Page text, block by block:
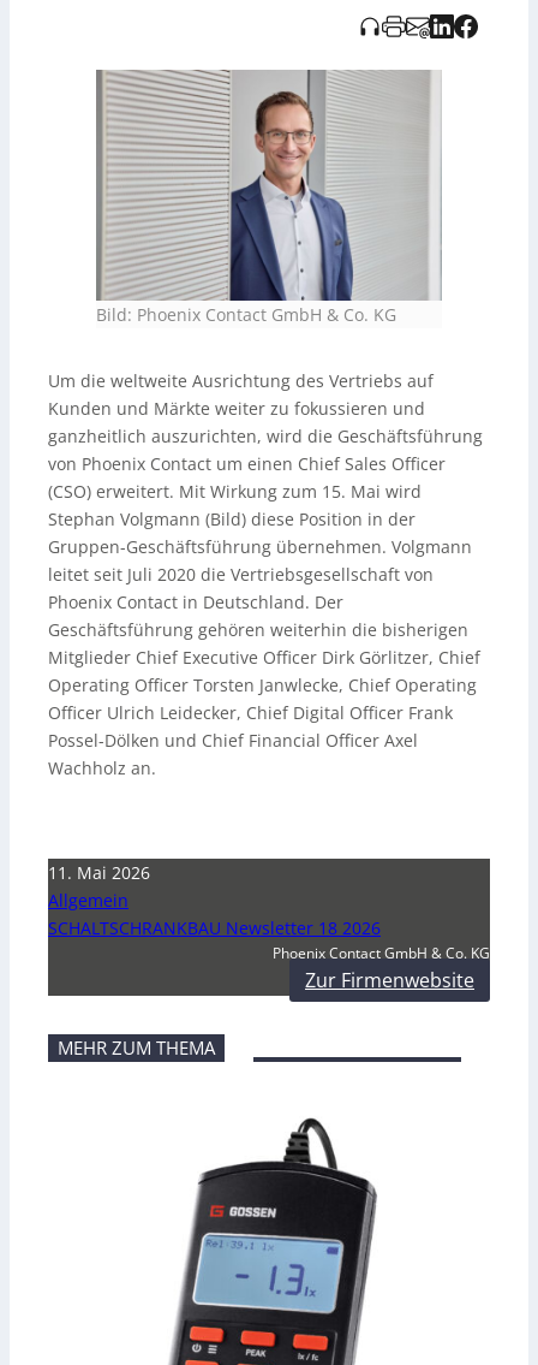
generiert und vom Tedo Verlag bereitgestellt wurde.
Bild: Phoenix Contact GmbH & Co. KG
Um die weltweite Ausrichtung des Vertriebs auf
Kunden und Märkte weiter zu fokussieren und
ganzheitlich auszurichten, wird die Geschäftsführung
von Phoenix Contact um einen Chief Sales Officer
(CSO) erweitert. Mit Wirkung zum 15. Mai wird
Stephan Volgmann (Bild) diese Position in der
Gruppen-Geschäftsführung übernehmen. Volgmann
leitet seit Juli 2020 die Vertriebsgesellschaft von
Phoenix Contact in Deutschland. Der
Geschäftsführung gehören weiterhin die bisherigen
Mitglieder Chief Executive Officer Dirk Görlitzer, Chief
Operating Officer Torsten Janwlecke, Chief Operating
Officer Ulrich Leidecker, Chief Digital Officer Frank
Possel-Dölken und Chief Financial Officer Axel
Wachholz an.
11. Mai 2026
Allgemein
SCHALTSCHRANKBAU Newsletter 18 2026
Phoenix Contact GmbH & Co. KG
Zur Firmenwebsite
MEHR ZUM THEMA